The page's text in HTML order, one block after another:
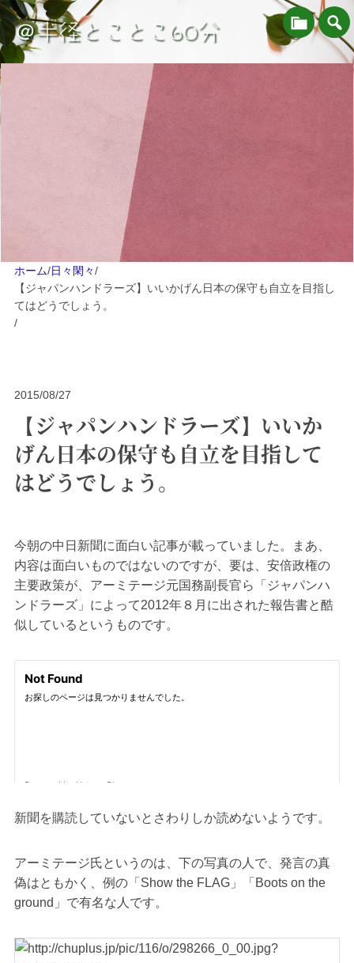
＠半径とことこ60分
ホーム/日々閑々/
【ジャパンハンドラーズ】いいかげん日本の保守も自立を目指し
てはどうでしょう。
/
2015/08/27
【ジャパンハンドラーズ】いいか
げん日本の保守も自立を目指して
はどうでしょう。
今朝の中日新聞に面白い記事が載っていました。まあ、
内容は面白いものではないのですが、要は、安倍政権の
主要政策が、アーミテージ元国務副長官ら「ジャパンハ
ンドラーズ」によって2012年８月に出された報告書と酷
似しているというものです。
新聞を購読していないとさわりしか読めないようです。
アーミテージ氏というのは、下の写真の人で、発言の真
偽はともかく、例の「Show the FLAG」「Boots on the
ground」で有名な人です。